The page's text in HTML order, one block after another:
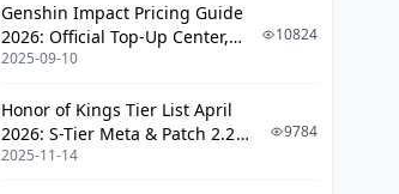
Genshin Impact Pricing Guide
2026: Official Top-Up Center,
Platform Differences, and
2025-09-10
10824
Honor of Kings Tier List April
2026: S-Tier Meta & Patch 2.2
Changes
2025-11-14
9784